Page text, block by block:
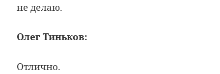
не делаю.
Олег Тиньков:
Отлично.